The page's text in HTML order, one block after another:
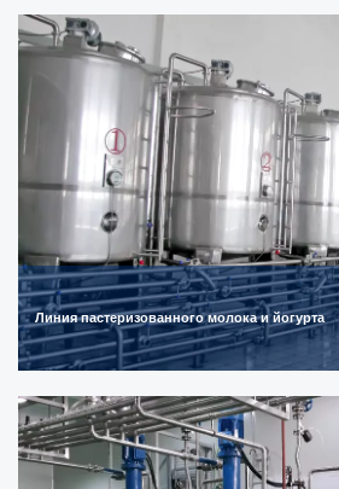
Линия пастеризованного молока и йогурта